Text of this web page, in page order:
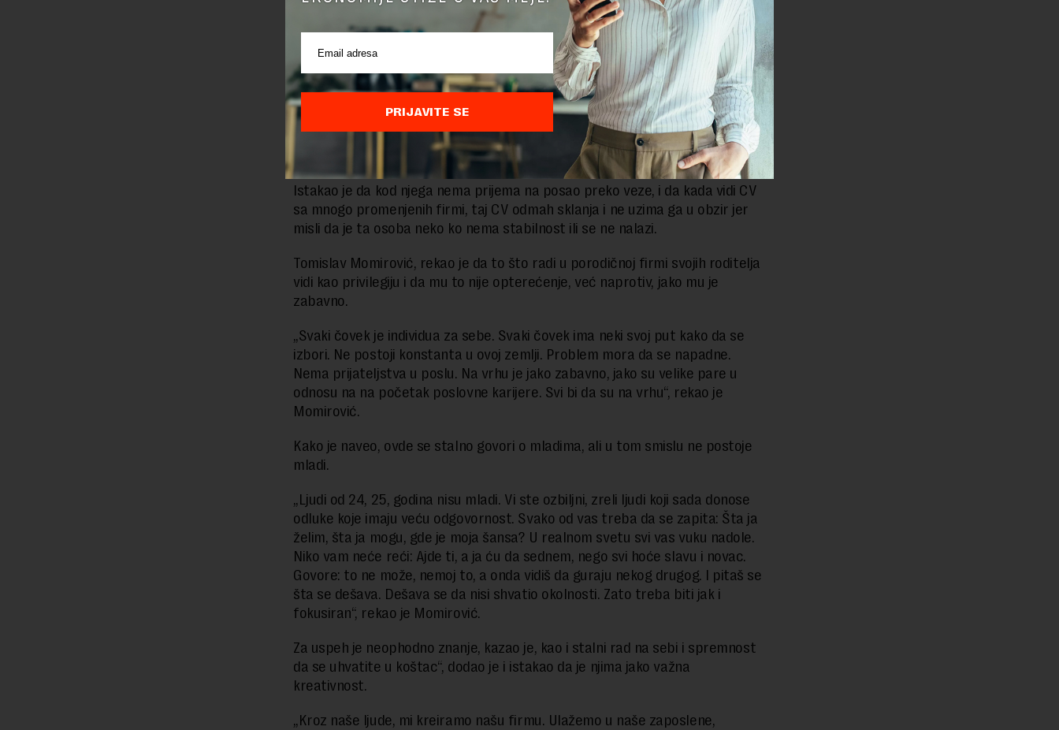
Ne voli da čuje političare kada kažu da mora da se menja mentalni sklop
srpskog naroda.
„Pa, kakav čovekov mentalitet? Nismo u genetskom inženjeringu. Tvoj posao
je da menjaš sistem. Postavi sistem, nemoj da mi pričaš o mentalitetu!“,
rekao je Petrović.
Dodao je da stav „mnogo volim da oponašam Angelu Merkel“ treba i da vodi
ka tome da vidi kako ona to radi u svojoj zemlji i da počne tako i u Srbiji.
Istakao je da kod njega nema prijema na posao preko veze, i da kada vidi CV
sa mnogo promenjenih firmi, taj CV odmah sklanja i ne uzima ga u obzir jer
misli da je ta osoba neko ko nema stabilnost ili se ne nalazi.
Tomislav Momirović, rekao je da to što radi u porodičnoj firmi svojih roditelja
vidi kao privilegiju i da mu to nije opterećenje, već naprotiv, jako mu je
zabavno.
„Svaki čovek je individua za sebe. Svaki čovek ima neki svoj put kako da se
izbori. Ne postoji konstanta u ovoj zemlji. Problem mora da se napadne.
Nema prijateljstva u poslu. Na vrhu je jako zabavno, jako su velike pare u
odnosu na na početak poslovne karijere. Svi bi da su na vrhu“, rekao je
Momirović.
Kako je naveo, ovde se stalno govori o mladima, ali u tom smislu ne postoje
mladi.
„Ljudi od 24, 25, godina nisu mladi. Vi ste ozbiljni, zreli ljudi koji sada donose
odluke koje imaju veću odgovornost. Svako od vas treba da se zapita: Šta ja
želim, šta ja mogu, gde je moja šansa? U realnom svetu svi vas vuku nadole.
Niko vam neće reći: Ajde ti, a ja ću da sednem, nego svi hoće slavu i novac.
Govore: to ne može, nemoj to, a onda vidiš da guraju nekog drugog. I pitaš se
šta se dešava. Dešava se da nisi shvatio okolnosti. Zato treba biti jak i
fokusiran“, rekao je Momirović.
Za uspeh je neophodno znanje, kazao je, kao i stalni rad na sebi i spremnost
da se uhvatite u koštac“, dodao je i istakao da je njima jako važna
kreativnost.
„Kroz naše ljude, mi kreiramo našu firmu. Ulažemo u naše zaposlene,
PRIJAVITE SE